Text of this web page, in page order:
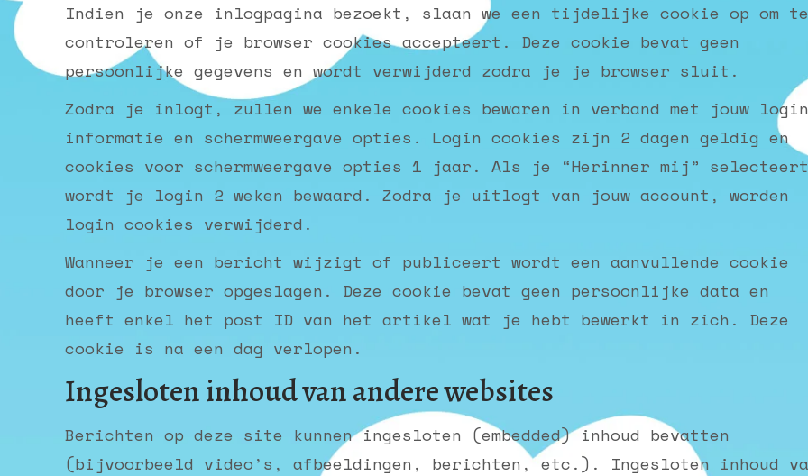
Indien je onze inlogpagina bezoekt, slaan we een tijdelijke cookie op om te
controleren of je browser cookies accepteert. Deze cookie bevat geen
persoonlijke gegevens en wordt verwijderd zodra je je browser sluit.
Zodra je inlogt, zullen we enkele cookies bewaren in verband met jouw login
informatie en schermweergave opties. Login cookies zijn 2 dagen geldig en
cookies voor schermweergave opties 1 jaar. Als je “Herinner mij”
wordt je login 2 weken bewaard. Zodra je uitlogt van jouw account, worden
login cookies verwijderd.
Wanneer je een bericht wijzigt of publiceert wordt een aanvullende cookie
door je browser opgeslagen. Deze cookie bevat geen persoonlijke data en
heeft enkel het post ID van het artikel wat je hebt bewerkt in zich. Deze
cookie is na een dag verlopen.
Ingesloten inhoud van andere websites
Berichten op deze site kunnen ingesloten (embedded) inhoud bevatten
(bijvoorbeeld video’s, afbeeldingen, berichten, etc.). Ingesloten inhoud